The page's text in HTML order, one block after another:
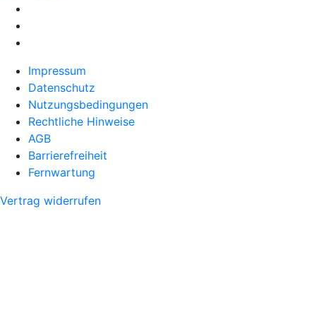
Impressum
Datenschutz
Nutzungsbedingungen
Rechtliche Hinweise
AGB
Barrierefreiheit
Fernwartung
Vertrag widerrufen